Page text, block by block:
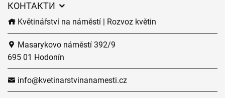
КОНТАКТИ
Květinářství na náměstí | Rozvoz květin
Masarykovo náměstí 392/9
695 01 Hodonín
info@kvetinarstvinanamesti.cz